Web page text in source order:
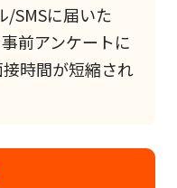
/SMSに届いた
前アンケートに
時間が短縮され